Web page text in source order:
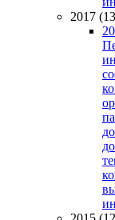
2017